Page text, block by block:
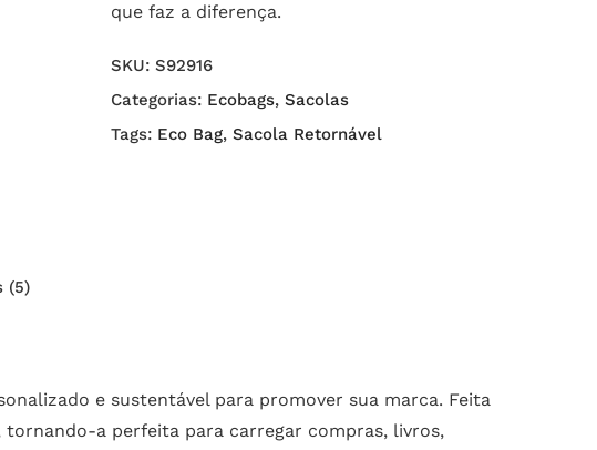
que faz a diferença.
SKU: S92916
Categorias: Ecobags, Sacolas
Tags: Eco Bag, Sacola Retornável
(5)
e sustentável para promover sua marca. Feita
tornando-a perfeita para carregar compras, livros,